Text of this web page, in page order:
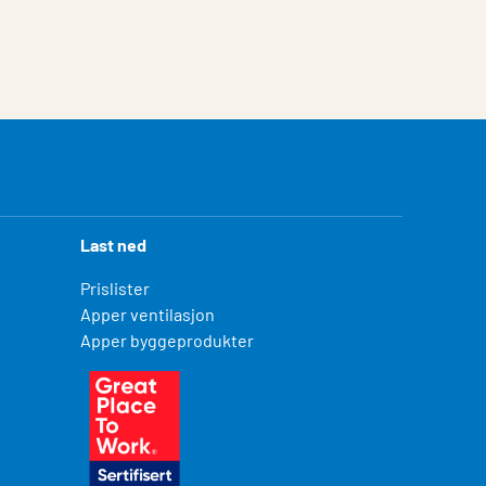
Last ned
Prislister
Apper ventilasjon
Apper byggeprodukter